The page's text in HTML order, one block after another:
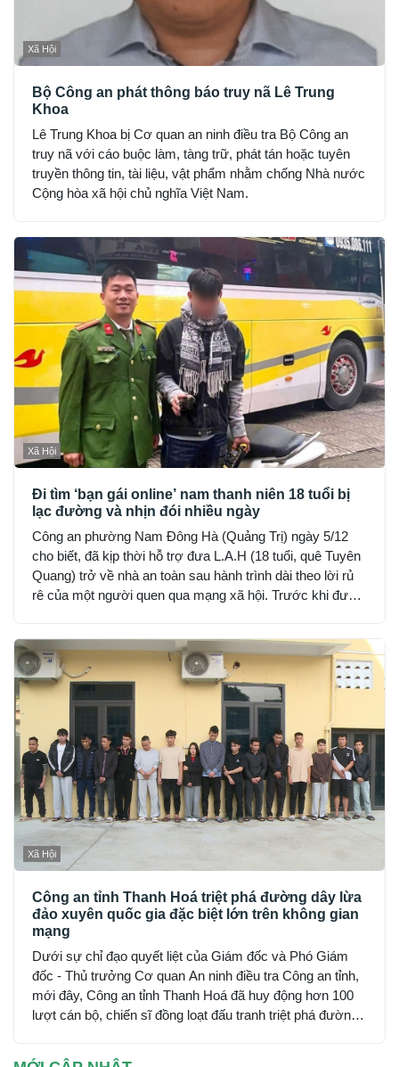
Xã Hội
Bộ Công an phát thông báo truy nã Lê Trung
Khoa
Lê Trung Khoa bị Cơ quan an ninh điều tra Bộ Công an
truy nã với cáo buộc làm, tàng trữ, phát tán hoặc tuyên
truyền thông tin, tài liệu, vật phẩm nhằm chống Nhà nước
Cộng hòa xã hội chủ nghĩa Việt Nam.
Xã Hội
Đi tìm ‘bạn gái online’ nam thanh niên 18 tuổi bị
lạc đường và nhịn đói nhiều ngày
Công an phường Nam Đông Hà (Quảng Trị) ngày 5/12
cho biết, đã kịp thời hỗ trợ đưa L.A.H (18 tuổi, quê Tuyên
Quang) trở về nhà an toàn sau hành trình dài theo lời rủ
rê của một người quen qua mạng xã hội. Trước khi được
Xã Hội
Công an tỉnh Thanh Hoá triệt phá đường dây lừa
đảo xuyên quốc gia đặc biệt lớn trên không gian
mạng
Dưới sự chỉ đạo quyết liệt của Giám đốc và Phó Giám
đốc - Thủ trưởng Cơ quan An ninh điều tra Công an tỉnh,
mới đây, Công an tỉnh Thanh Hoá đã huy động hơn 100
lượt cán bộ, chiến sĩ đồng loạt đấu tranh triệt phá đường